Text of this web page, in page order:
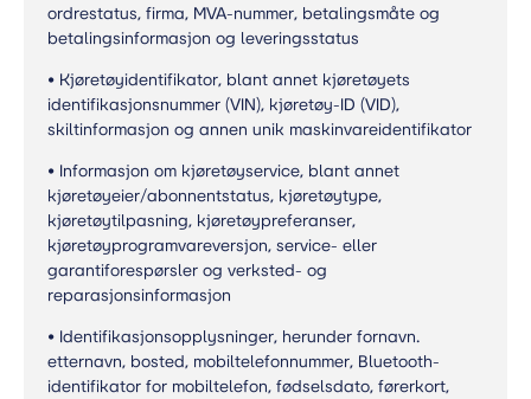
ordrestatus, firma, MVA-nummer, betalingsmåte og
betalingsinformasjon og leveringsstatus
• Kjøretøyidentifikator, blant annet kjøretøyets
identifikasjonsnummer (VIN), kjøretøy-ID (VID),
skiltinformasjon og annen unik maskinvareidentifikator
• Informasjon om kjøretøyservice, blant annet
kjøretøyeier/abonnentstatus, kjøretøytype,
kjøretøytilpasning, kjøretøypreferanser,
kjøretøyprogramvareversjon, service- eller
garantiforespørsler og verksted- og
reparasjonsinformasjon
• Identifikasjonsopplysninger, herunder fornavn.
etternavn, bosted, mobiltelefonnummer, Bluetooth-
identifikator for mobiltelefon, fødselsdato, førerkort,